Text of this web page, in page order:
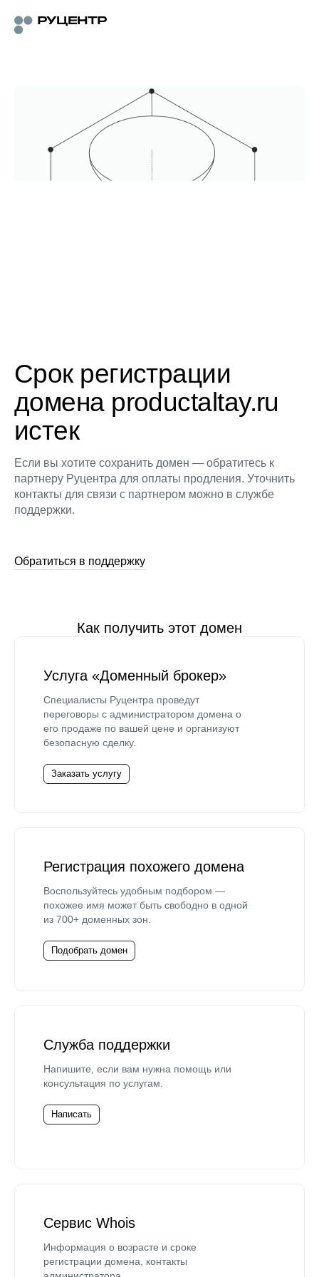
Срок регистрации
домена productaltay.ru
истек
Если вы хотите сохранить домен — обратитесь к
партнеру Руцентра для оплаты продления. Уточнить
контакты для связи с партнером можно в службе
поддержки.
Обратиться в поддержку
Как получить этот домен
Услуга «Доменный брокер»
Специалисты Руцентра проведут
переговоры с администратором домена о
его продаже по вашей цене и организуют
безопасную сделку.
Заказать услугу
Регистрация похожего домена
Воспользуйтесь удобным подбором —
похожее имя может быть свободно в одной
из 700+ доменных зон.
Подобрать домен
Служба поддержки
Напишите, если вам нужна помощь или
консультация по услугам.
Написать
Сервис Whois
Информация о возрасте и сроке
регистрации домена, контакты